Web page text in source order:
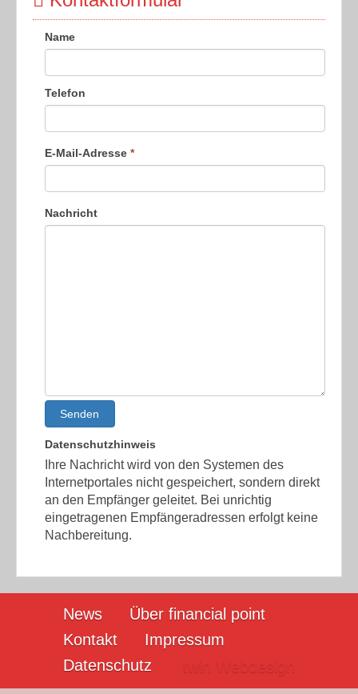
Name
Telefon
E-Mail-Adresse *
Nachricht
Senden
Datenschutzhinweis
Ihre Nachricht wird von den Systemen des
Internetportales nicht gespeichert, sondern direkt
an den Empfänger geleitet. Bei unrichtig
eingetragenen Empfängeradressen erfolgt keine
Nachbereitung.
News
Über financial point
Kontakt
Impressum
Datenschutz
twin Webdesign